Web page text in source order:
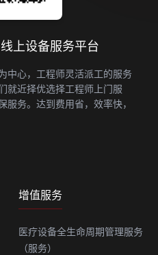
上设备服务平台
中心，工程师灵活派工的服务
就近择优选择工程师上门服
务。达到费用省，效率快，
增值服务
医疗设备全生命周期管理服务
（服务）